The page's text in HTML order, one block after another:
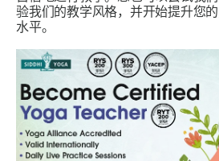
验我们的教学风格，并开始提升您
水平。